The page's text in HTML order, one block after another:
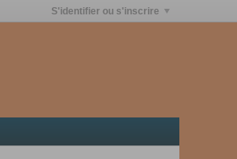
S'identifier ou s'inscrire